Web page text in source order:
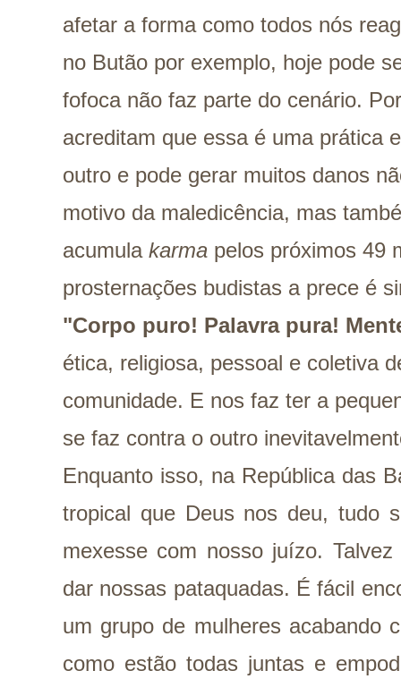
afetar a forma como todos nós
no Butão por exemplo, hoje pode
fofoca não faz parte do cenário.
acreditam que essa é uma prática
outro e pode gerar muitos danos
motivo da maledicência, mas
acumula karma pelos próximos 49
prosternações budistas a prece é
"Corpo puro! Palavra pura!
ética, religiosa, pessoal e coletiva
comunidade. E nos faz ter a
se faz contra o outro
Enquanto isso, na República das
tropical que Deus nos deu, tudo
mexesse com nosso juízo.
dar nossas pataquadas. É fácil
um grupo de mulheres acabando
como estão todas juntas e